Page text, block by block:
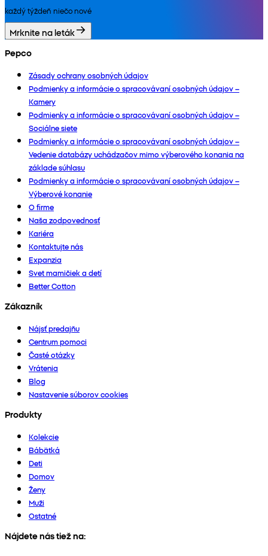
každý týždeň niečo nové
Mrknite na leták
Pepco
Zásady ochrany osobných údajov
Podmienky a informácie o spracovávaní osobných údajov –
Kamery
Podmienky a informácie o spracovávaní osobných údajov –
Sociálne siete
Podmienky a informácie o spracovávaní osobných údajov –
Vedenie databázy uchádzačov mimo výberového konania na
základe súhlasu
Podmienky a informácie o spracovávaní osobných údajov –
Výberové konanie
O firme
Naša zodpovednosť
Kariéra
Kontaktujte nás
Expanzia
Svet mamičiek a detí
Better Cotton
Zákazník
Nájsť predajňu
Centrum pomoci
Časté otázky
Vrátenia
Blog
Nastavenie súborov cookies
Produkty
Kolekcie
Bábätká
Deti
Domov
Ženy
Muži
Ostatné
Nájdete nás tiež na: